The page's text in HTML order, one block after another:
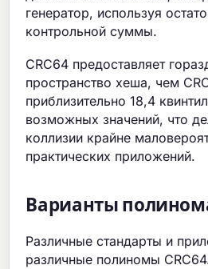
генератор, используя
контрольной суммы.
CRC64 предоставляет
пространство хеша, чем
приблизительно 18,4
возможных значений, что
коллизии крайне
практических приложений.
Варианты
Различные стандарты и
различные полиномы